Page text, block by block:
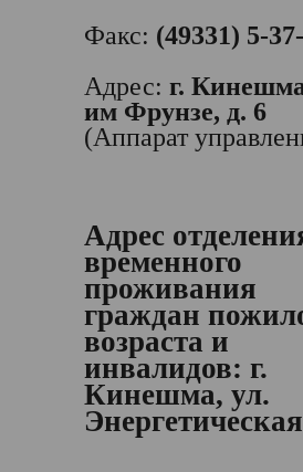
Факс: (49331) 5-
Адрес: г.
им Фрунзе, д. 6
(Аппарат
Адрес
временного
проживания
граждан
возраста и
инвалидов: г.
Кинешма, ул.